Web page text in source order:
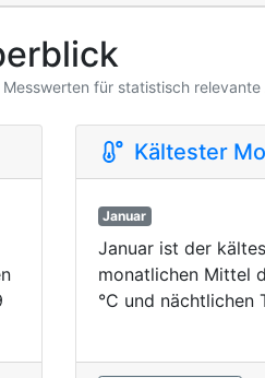
für statistisch relevante
Kältester
Januar
Januar ist der
monatlichen Mittel
°C und nächtlichen